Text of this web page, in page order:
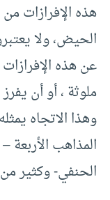
هذه الإفرازات
الحيض، ولا
عن هذه
ملوثة ، أو أن
وهذا الاتجاه
المذاهب
الحنفي- وكثير من